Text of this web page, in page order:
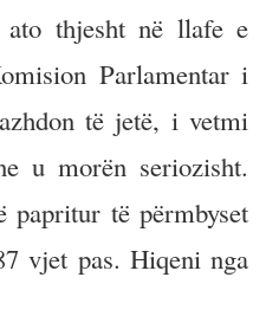
thjesht në llafe e
Parlamentar i
të jetë, i vetmi
u morën seriozisht.
të përmbyset
vjet pas. Hiqeni nga